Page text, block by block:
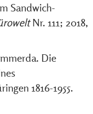
Sandwich-
Nr. 111; 2018,
Die
1816-1955.